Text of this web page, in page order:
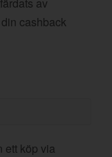
cashback
ett köp via